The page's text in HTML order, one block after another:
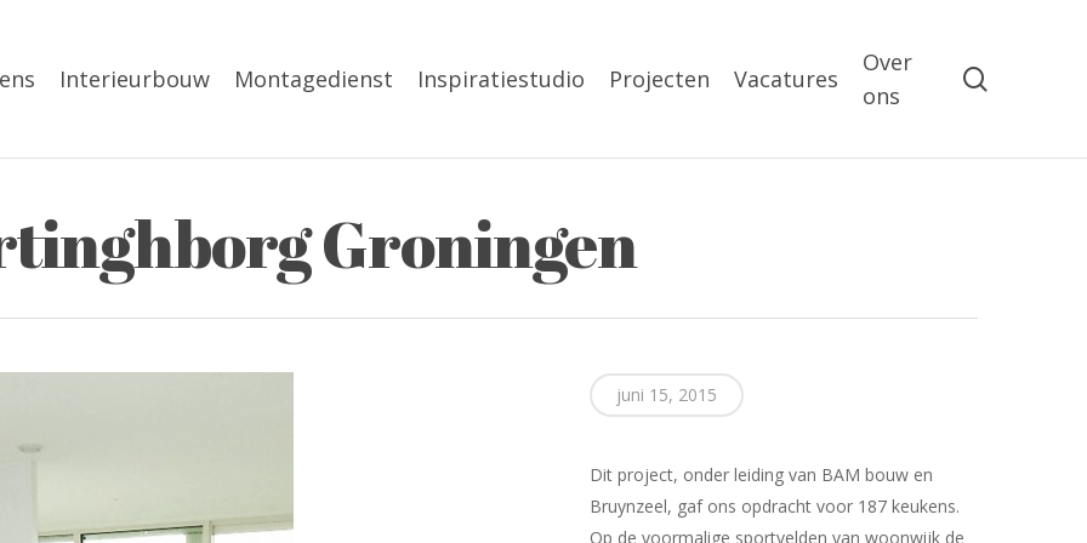
Interieurbouw Montagedienst Inspiratiestudio Projecten Vacatures
Over
ons
Groningen
juni 15, 2015
Dit project, onder leiding van BAM bouw en
Bruynzeel, gaf ons opdracht voor 187 keukens.
Op de voormalige sportvelden van woonwijk de